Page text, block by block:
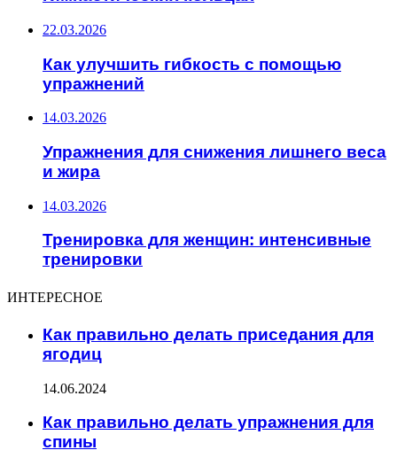
22.03.2026
Как улучшить гибкость с помощью
упражнений
14.03.2026
Упражнения для снижения лишнего веса
и жира
14.03.2026
Тренировка для женщин: интенсивные
тренировки
ИНТЕРЕСНОЕ
Как правильно делать приседания для
ягодиц
14.06.2024
Как правильно делать упражнения для
спины